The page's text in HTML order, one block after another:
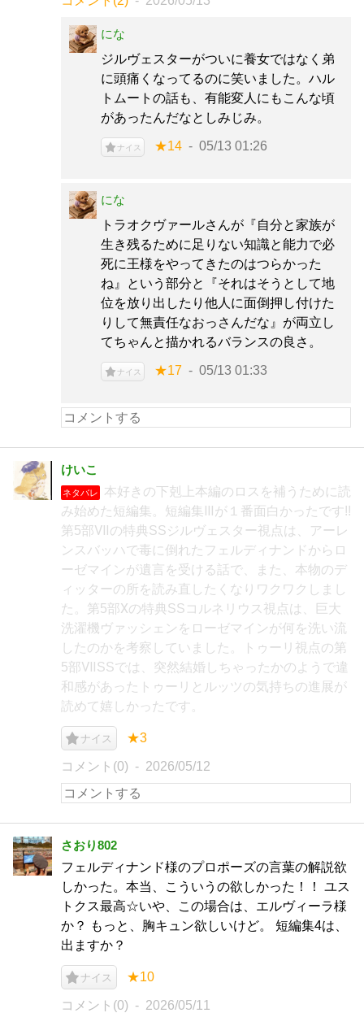
にな
ジルヴェスターがついに養女ではなく弟
に頭痛くなってるのに笑いました。ハル
トムートの話も、有能変人にもこんな頃
があったんだなとしみじみ。
ナイス ★14 05/13 01:26
にな
トラオクヴァールさんが『自分と家族が
生き残るために足りない知識と能力で必
死に王様をやってきたのはつらかった
ね』という部分と『それはそうとして地
位を放り出したり他人に面倒押し付けた
りして無責任なおっさんだな』が両立し
てちゃんと描かれるバランスの良さ。
ナイス ★17 05/13 01:33
けいこ
ネタバレ
本好きの下剋上本編のロスを補うために読
み始めた短編集。短編集Ⅲが１番面白かったです!!
第5部Ⅶの特典SSジルヴェスター視点は、アーレ
ンスバッハで毒に倒れたフェルディナンドからロ
ーゼマインが遺言を受ける話で、また、本物のデ
ィッターの所を読み直したくなりワクワクしまし
た。第5部Ⅹの特典SSコルネリウス視点は、巨大
洗濯機ヴァッシェンをローゼマインが何を洗い流
したのかを考察していました。トゥーリ視点の第
5部ⅦSSでは、突然結婚しちゃったかのようで違
和感があったトゥーリとルッツの気持ちの進展が
読めて嬉しかったです。
ナイス ★3
コメント(0) 2026/05/12
さおり802
フェルディナンド様のプロポーズの言葉の解説欲
しかった。本当、こういうの欲しかった！！ ユス
トクス最高☆いや、この場合は、エルヴィーラ様
か？ もっと、胸キュン欲しいけど。 短編集4は、
出ますか？
ナイス ★10
コメント(0) 2026/05/11